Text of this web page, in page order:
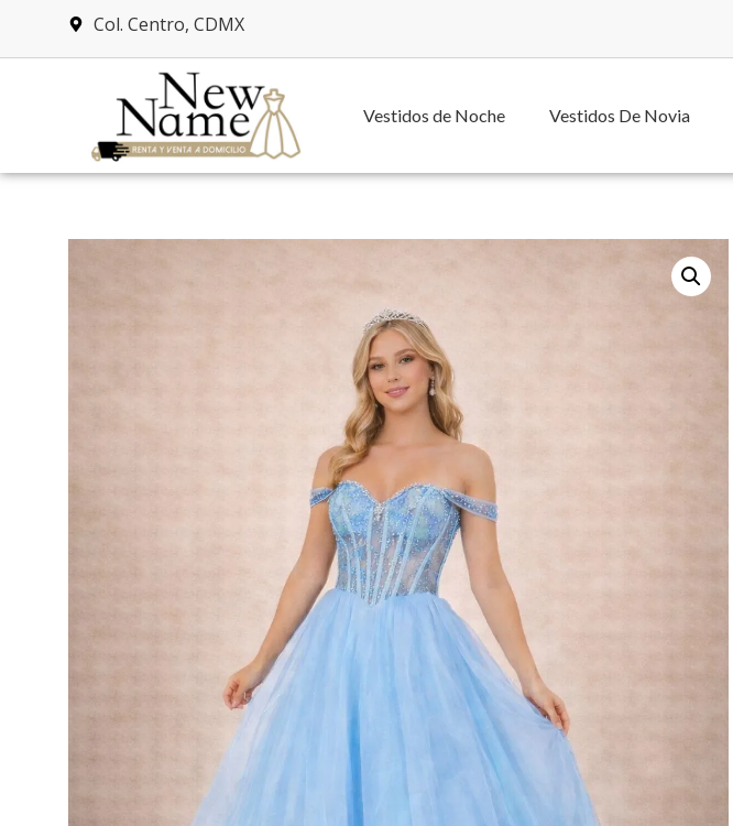
Col. Centro, CDMX
Vestidos de Noche Vestidos De Novia